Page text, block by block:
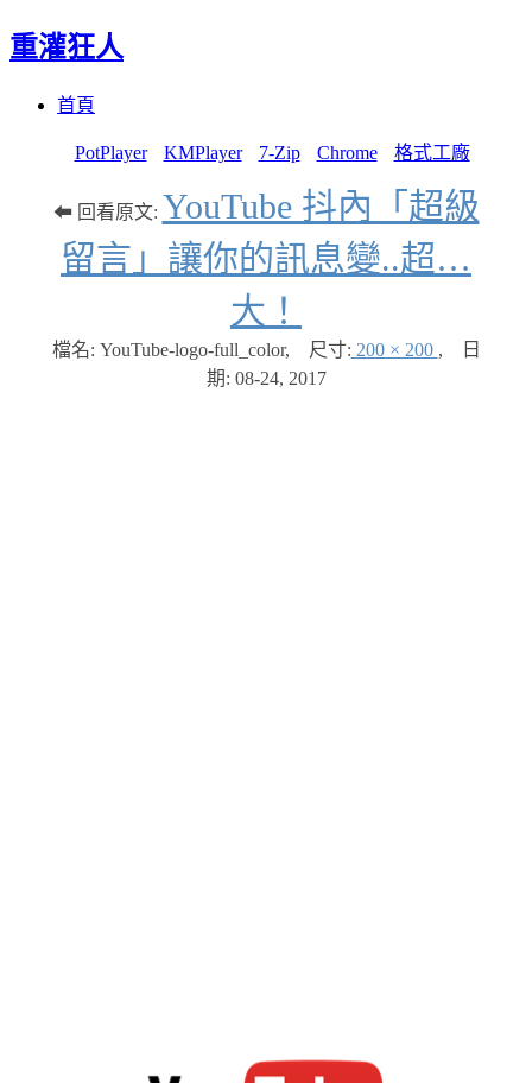
重灌狂人
首頁
PotPlayer KMPlayer 7-Zip Chrome 格式工廠
⬅ 回看原文: YouTube 抖內「超級
留言」讓你的訊息變..超…
大！
檔名: YouTube-logo-full_color, 尺寸: 200 × 200 ,
日
期: 08-24, 2017